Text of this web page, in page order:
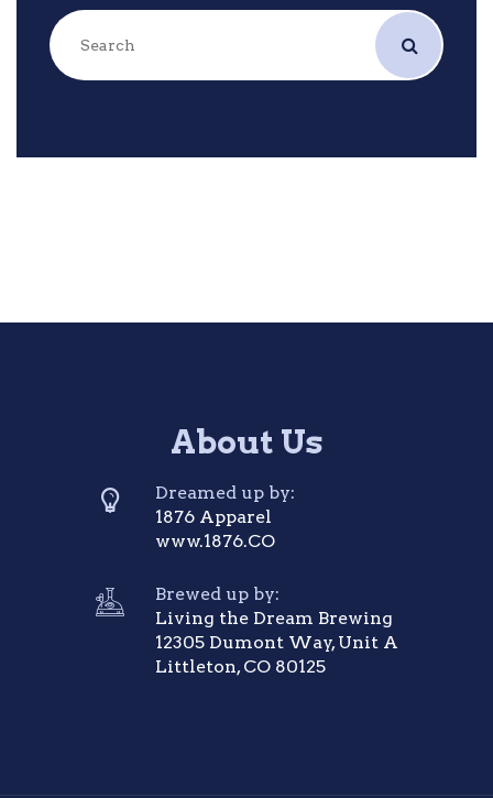
About Us
Dreamed up by:
1876 Apparel
www.1876.CO
Brewed up by:
Living the Dream Brewing
12305 Dumont Way, Unit A
Littleton, CO 80125